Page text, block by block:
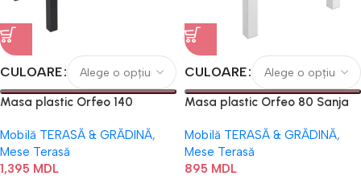
CULOARE
Masa plastic Orfeo 140
Mobilă TERASĂ & GRĂDINĂ,
Mese Terasă
1,395 MDL
CULOARE
Masa plastic Orfeo 80 Sanja
Mobilă TERASĂ & GRĂDINĂ,
Mese Terasă
895 MDL